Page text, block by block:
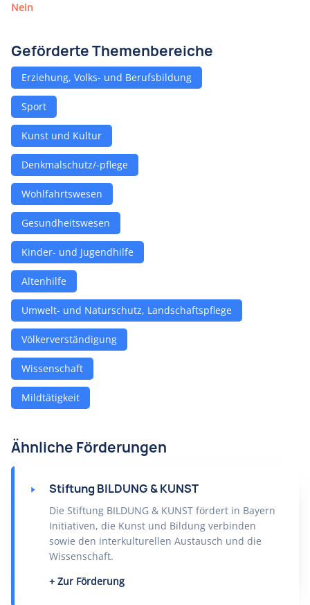
Nein
Geförderte Themenbereiche
Erziehung, Volks- und Berufsbildung
Sport
Kunst und Kultur
Denkmalschutz/-pflege
Wohlfahrtswesen
Gesundheitswesen
Kinder- und Jugendhilfe
Altenhilfe
Umwelt- und Naturschutz, Landschaftspflege
Völkerverständigung
Wissenschaft
Mildtätigkeit
Ähnliche Förderungen
Stiftung BILDUNG & KUNST
Die Stiftung BILDUNG & KUNST fördert in Bayern
Initiativen, die Kunst und Bildung verbinden
sowie den interkulturellen Austausch und die
Wissenschaft.
Zur Förderung